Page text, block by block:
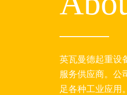
英瓦曼德起重设
服务供应商。公
足各种工业应用